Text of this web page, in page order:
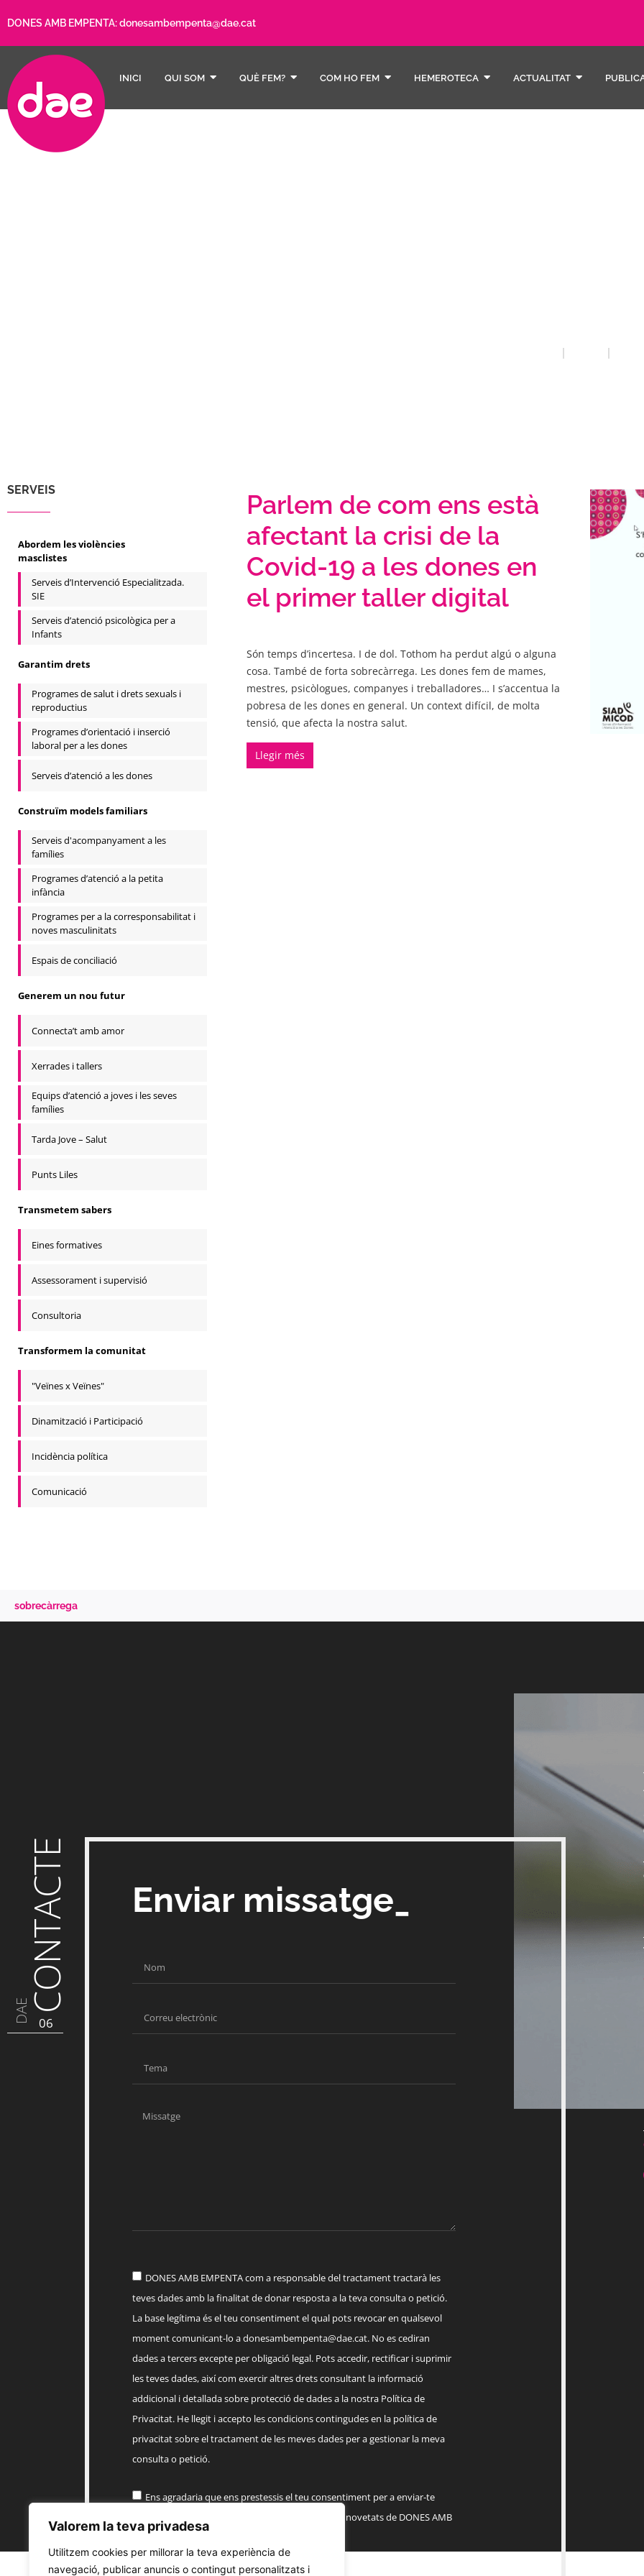
Valorem la teva privadesa
Utilitzem cookies per millorar la teva experiència de
navegació, publicar anuncis o contingut personalitzats i
DONES AMB EMPENTA:donesambempenta@dae.cat
INICI QUI SOM QUÈ FEM? COM HO FEM HEMEROTECA ACTUALITAT
SERVEIS
Abordem les violències
masclistes
Serveis d’Intervenció Especialitzada.
SIE
Serveis d’atenció psicològica per a
Infants
Garantim drets
Programes de salut i drets sexuals i
reproductius
Programes d’orientació i inserció
laboral per a les dones
Serveis d’atenció a les dones
Construïm models familiars
Serveis d'acompanyament a les
famílies
Programes d’atenció a la petita
infància
Programes per a la corresponsabilitat i
noves masculinitats
Espais de conciliació
Generem un nou futur
Connecta’t amb amor
Xerrades i tallers
Equips d’atenció a joves i les seves
famílies
Tarda Jove – Salut
Punts Liles
Transmetem sabers
Eines formatives
Assessorament i supervisió
Consultoria
Transformem la comunitat
"Veïnes x Veïnes"
Dinamització i Participació
Incidència política
Comunicació
Parlem de com ens està
afectant la crisi de la
Covid-19 a les dones en
el primer taller digital
Són temps d’incertesa. I de dol. Tothom ha perdut algú o alguna
cosa. També de forta sobrecàrrega. Les dones fem de mames,
mestres, psicòlogues, companyes i treballadores… I s’accentua la
pobresa de les dones en general. Un context difícil, de molta
tensió, que afecta la nostra salut.
Llegir més
sobrecàrrega
DAE CONTACTE
06
Enviar missatge_
DONES AMB EMPENTA com a responsable del tractament tractarà les
teves dades amb la finalitat de donar resposta a la teva consulta o petició.
La base legítima és el teu consentiment el qual pots revocar en qualsevol
moment comunicant-lo adonesambempenta@dae.cat. No es cediran
dades a tercers excepte per obligació legal. Pots accedir, rectificar i suprimir
les teves dades, així com exercir altres drets consultant la informació
addicional i detallada sobre protecció de dades a la nostra Política de
Privacitat. He llegit i accepto les condicions contingudes en la política de
privacitat sobre el tractament de les meves dades per a gestionar la meva
consulta o petició.
Ens agradaria que ens prestessis el teu consentiment per a enviar-te
informació comercial sobre els productes, serveis, novetats de DONES AMB
EMPENTA